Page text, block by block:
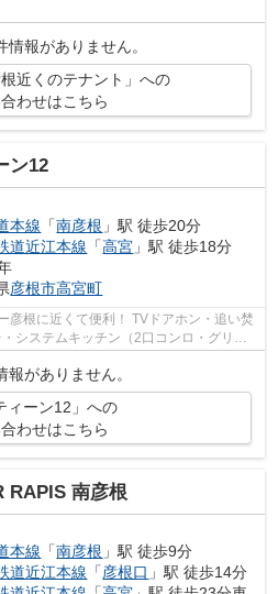
情報がありません。
根近くのテナント」への
わせはこちら
ン12
本線 「南彦根 」駅 徒歩20分
道近江本線 「高宮 」駅 徒歩18分
彦根市高宮町
彦根に近くて便利！ TVドアホン・追い焚
システムキッチン（2口コンロ・グリル
ドで...
報がありません。
ィーン12」への
わせはこちら
RAPIS 南彦根
本線 「南彦根 」駅 徒歩9分
道近江本線 「彦根口 」駅 徒歩14分